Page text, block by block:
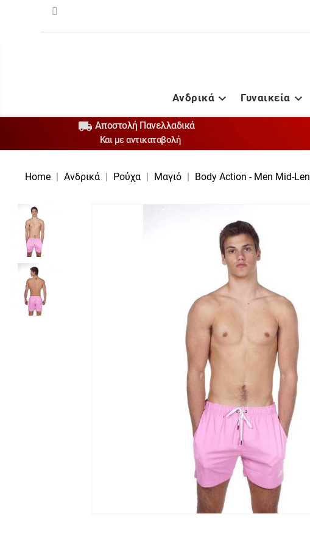

Ανδρικά 
Γυναικεία
 Αποστολή Πανελλαδικά
Και με αντικαταβολή
Home Ανδρικά Ρούχα Μαγιό Body Action - Men Mid-